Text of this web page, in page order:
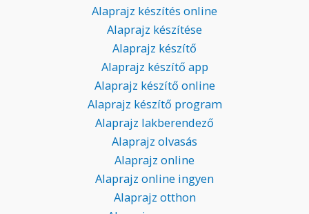
Alaprajz készítés online
Alaprajz készítése
Alaprajz készítő
Alaprajz készítő app
Alaprajz készítő online
Alaprajz készítő program
Alaprajz lakberendező
Alaprajz olvasás
Alaprajz online
Alaprajz online ingyen
Alaprajz otthon